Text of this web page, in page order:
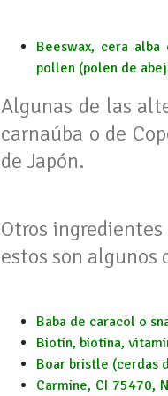
Beeswax, cera
pollen (polen de
Algunas de las
carnaúba o de
de Japón.
Otros
estos son algunos
Baba de caracol o
Biotin, biotina,
Boar bristle (cerdas
Carmine, CI 75470,